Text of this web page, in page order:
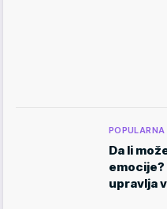
Da li
upravlja